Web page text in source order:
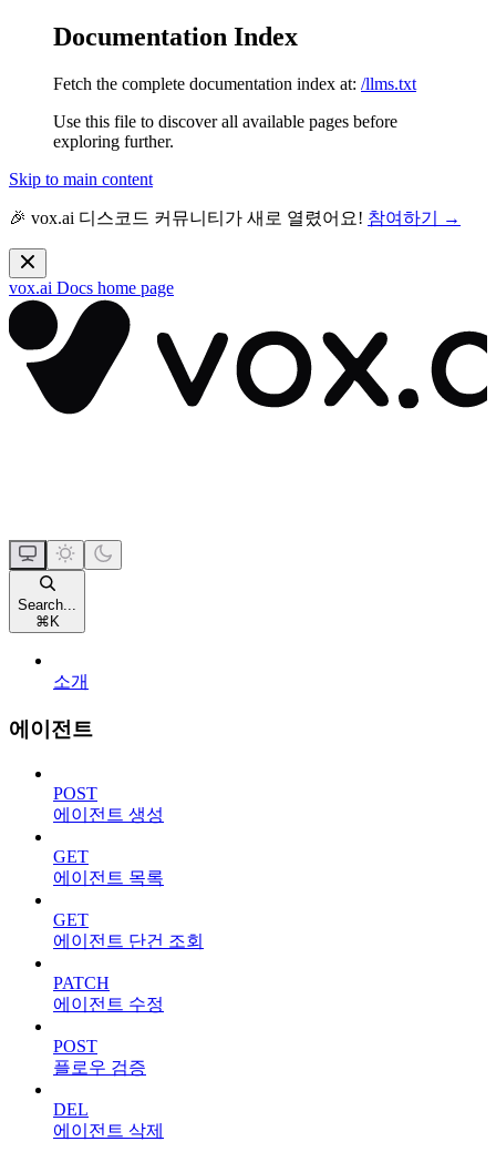
Documentation Index
Fetch the complete documentation index at: /llms.txt
Use this file to discover all available pages before
exploring further.
Skip to main content
🎉 vox.ai 디스코드 커뮤니티가 새로 열렸어요! 참여하기 →
vox.ai Docs home page
Search...
⌘ K
소개
에이전트
POST
에이전트 생성
GET
에이전트 목록
GET
에이전트 단건 조회
PATCH
에이전트 수정
POST
플로우 검증
DEL
에이전트 삭제